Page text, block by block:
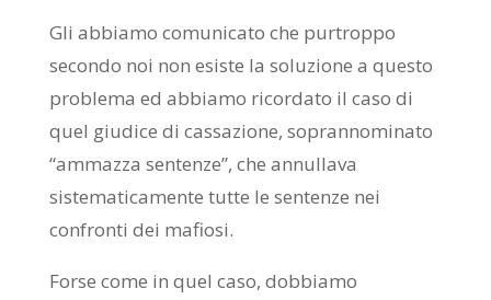
Gli abbiamo comunicato che purtroppo
secondo noi non esiste la soluzione a questo
problema ed abbiamo ricordato il caso di
quel giudice di cassazione, soprannominato
“ammazza sentenze”, che annullava
sistematicamente tutte le sentenze nei
confronti dei mafiosi.
Forse come in quel caso, dobbiamo